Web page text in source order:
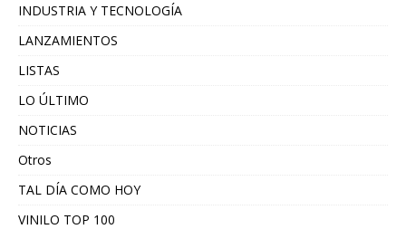
INDUSTRIA Y TECNOLOGÍA
LANZAMIENTOS
LISTAS
LO ÚLTIMO
NOTICIAS
Otros
TAL DÍA COMO HOY
VINILO TOP 100